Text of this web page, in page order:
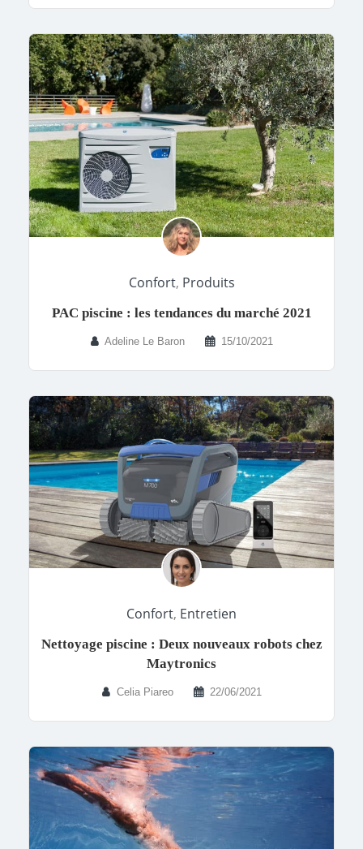
Confort, Produits
PAC piscine : les tendances du marché 2021
Adeline Le Baron 15/10/2021
Confort, Entretien
Nettoyage piscine : Deux nouveaux robots chez
Maytronics
Celia Piareo 22/06/2021